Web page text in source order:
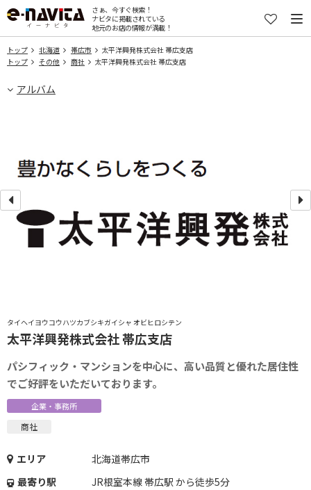
さぁ、今すぐ検索！
ナビタに掲載されている
地元のお店の情報が満載！
トップ 北海道 帯広市
太平洋興発株式会社 帯広支店
トップ
その他 商社 太平洋興発株式会社 帯広支店
アルバム
タイヘイヨウコウハツカブシキガイシャ オビヒロシテン
太平洋興発株式会社 帯広支店
パシフィック・マンションを中心に、高い品質と優れた居住性
でご好評をいただいております。
企業・事務所
商社
エリア
北海道帯広市
最寄り駅
JR根室本線 帯広駅 から徒歩5分